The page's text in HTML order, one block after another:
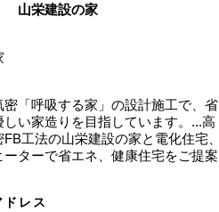
山栄建設の家
密「呼吸する家」の設計施工で、省
しい家造りを目指しています。...高
工法の山栄建設の家と電化住宅、
ーターで省エネ、健康住宅をご提案
レス